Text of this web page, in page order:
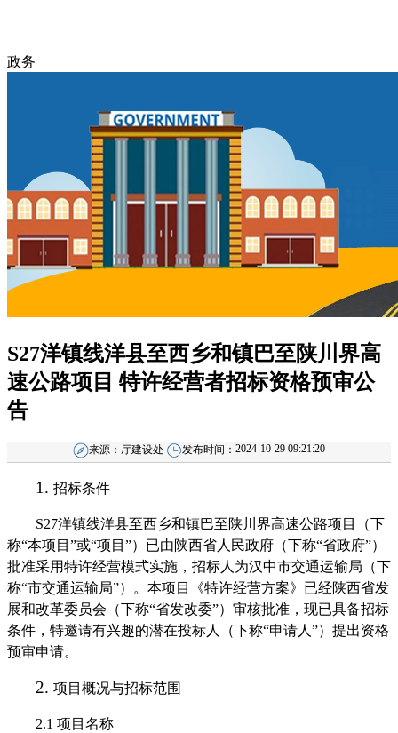
政务
S27洋镇线洋县至西乡和镇巴至陕川界高
速公路项目 特许经营者招标资格预审公
告
来源： 厅建设处 发布时间： 2024-10-29 09:21:20
1. 招标条件
S27洋镇线洋县至西乡和镇巴至陕川界高速公路项目 （下
称“本项目”或“项目”） 已由陕西省人民政府 （下称“省政府”）
批准采用特许经营模式实施，招标人为汉中市交通运输局 （下
称“市交通运输局”）。 本项目 《特许经营方案》 已经陕西省发
展和改革委员会（下称“省发改委”）审核批准， 现已具备招标
条件，特邀请有兴趣的潜在投标人（下称“申请人”）提出资格
预审申请。
2. 项目概况与招标范围
2.1 项目名称